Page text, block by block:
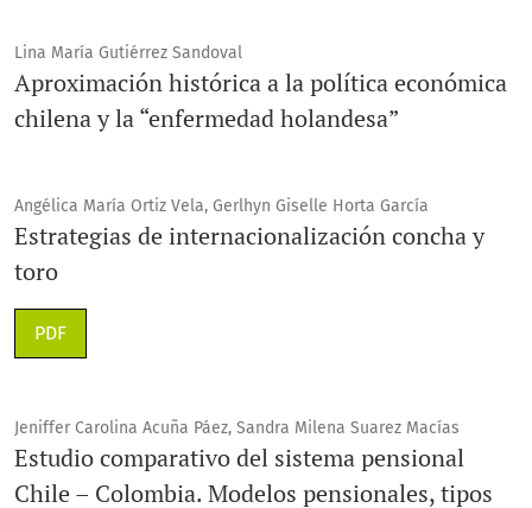
Lina María Gutiérrez Sandoval
Aproximación histórica a la política económica
chilena y la “enfermedad holandesa”
Angélica María Ortiz Vela, Gerlhyn Giselle Horta García
Estrategias de internacionalización concha y
toro
PDF
Jeniffer Carolina Acuña Páez, Sandra Milena Suarez Macías
Estudio comparativo del sistema pensional
Chile – Colombia. Modelos pensionales, tipos